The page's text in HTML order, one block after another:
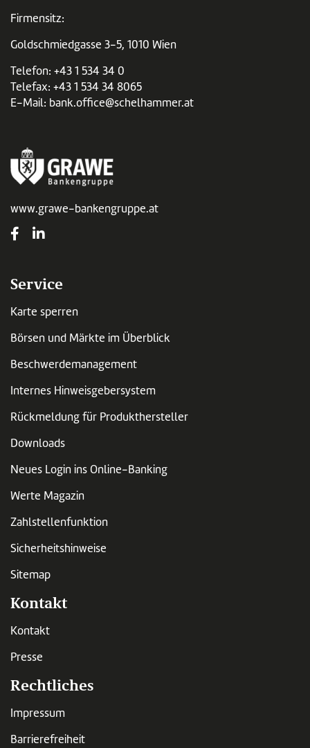
Firmensitz:
Goldschmiedgasse 3-5, 1010 Wien
Telefon: +43 1 534 34 0
Telefax: +43 1 534 34 8065
E-Mail: bank.office@schelhammer.at
www.grawe-bankengruppe.at
Service
Karte sperren
Börsen und Märkte im Überblick
Beschwerdemanagement
Internes Hinweisgebersystem
Rückmeldung für Produkthersteller
Downloads
Neues Login ins Online-Banking
Werte Magazin
Zahlstellenfunktion
Sicherheitshinweise
Sitemap
Kontakt
Kontakt
Presse
Rechtliches
Impressum
Barrierefreiheit